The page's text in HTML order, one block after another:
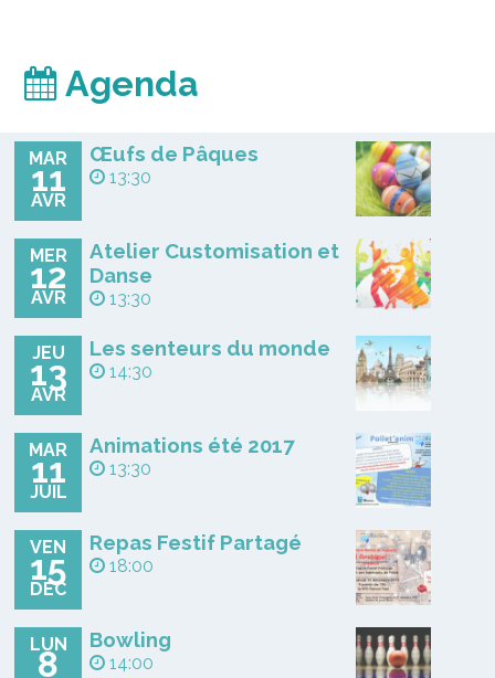
Agenda
MAR
11
AVR
Œufs de Pâques
13:30
MER
12
AVR
Atelier Customisation et
Danse
13:30
JEU
13
AVR
Les senteurs du monde
14:30
MAR
11
JUIL
Animations été 2017
13:30
VEN
15
DÉC
Repas Festif Partagé
18:00
LUN
8
Bowling
14:00